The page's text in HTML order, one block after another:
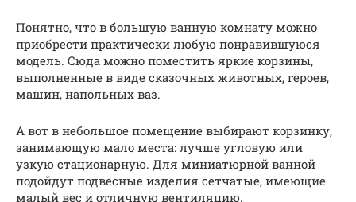
Понятно, что в большую ванную комнату можно
приобрести практически любую понравившуюся
модель. Сюда можно поместить яркие корзины,
выполненные в виде сказочных животных, героев,
машин, напольных ваз.
А вот в небольшое помещение выбирают корзинку,
занимающую мало места: лучше угловую или
узкую стационарную. Для миниатюрной ванной
подойдут подвесные изделия сетчатые, имеющие
малый вес и отличную вентиляцию.